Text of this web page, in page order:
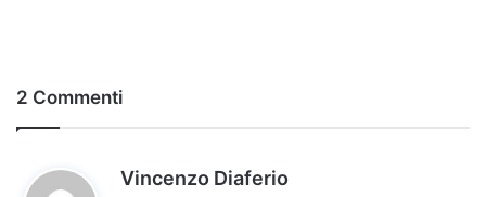
2 Commenti
Vincenzo Diaferio